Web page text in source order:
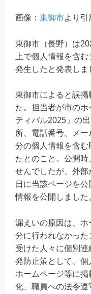
画像： 東御市より引
東御市（長野）は
上で個人情報を含
発生したと発表しま
東御市によると誤
た。担当者が市の
ティバル2025」の
所、電話番号、メ
分の個人情報を含
たとのこと。公開
せんでしたが、外
日に当該ページを
情報を公開しました
漏えいの原因は、
分に行われなかっ
受けた人々に個別
発防止策として、個
ホームページ等に
化、職員への法令